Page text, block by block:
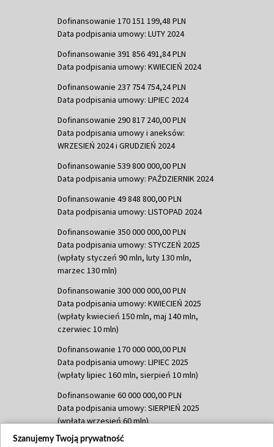
Dofinansowanie 170 151 199,48 PLN
Data podpisania umowy: LUTY 2024
Dofinansowanie 391 856 491,84 PLN
Data podpisania umowy: KWIECIEŃ 2024
Dofinansowanie 237 754 754,24 PLN
Data podpisania umowy: LIPIEC 2024
Dofinansowanie 290 817 240,00 PLN
Data podpisania umowy i aneksów:
WRZESIEŃ 2024 i GRUDZIEŃ 2024
Dofinansowanie 539 800 000,00 PLN
Data podpisania umowy: PAŹDZIERNIK 2024
Dofinansowanie 49 848 800,00 PLN
Data podpisania umowy: LISTOPAD 2024
Dofinansowanie 350 000 000,00 PLN
Data podpisania umowy: STYCZEŃ 2025
(wpłaty styczeń 90 mln, luty 130 mln,
marzec 130 mln)
Dofinansowanie 300 000 000,00 PLN
Data podpisania umowy: KWIECIEŃ 2025
(wpłaty kwiecień 150 mln, maj 140 mln,
czerwiec 10 mln)
Dofinansowanie 170 000 000,00 PLN
Data podpisania umowy: LIPIEC 2025
(wpłaty lipiec 160 mln, sierpień 10 mln)
Dofinansowanie 60 000 000,00 PLN
Data podpisania umowy: SIERPIEŃ 2025
(wpłata wrzesień 60 mln)
Dofinansowanie 635 783 051,21 PLN
Szanujemy Twoją prywatność